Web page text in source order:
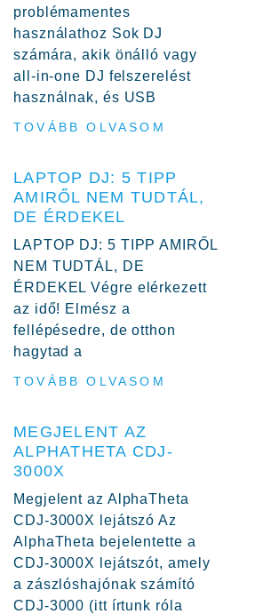
problémamentes
használathoz Sok DJ
számára, akik önálló vagy
all-in-one DJ felszerelést
használnak, és USB
TOVÁBB OLVASOM
LAPTOP DJ: 5 TIPP
AMIRŐL NEM TUDTÁL,
DE ÉRDEKEL
LAPTOP DJ: 5 TIPP AMIRŐL
NEM TUDTÁL, DE
ÉRDEKEL Végre elérkezett
az idő! Elmész a
fellépésedre, de otthon
hagytad a
TOVÁBB OLVASOM
MEGJELENT AZ
ALPHATHETA CDJ-
3000X
Megjelent az AlphaTheta
CDJ-3000X lejátszó Az
AlphaTheta bejelentette a
CDJ-3000X lejátszót, amely
a zászlóshajónak számító
CDJ-3000 (itt írtunk róla